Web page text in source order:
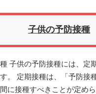
子供の予防接種
子供の予防接種には、定
。 定期接種は、「予防接
に接種すべきことが定め